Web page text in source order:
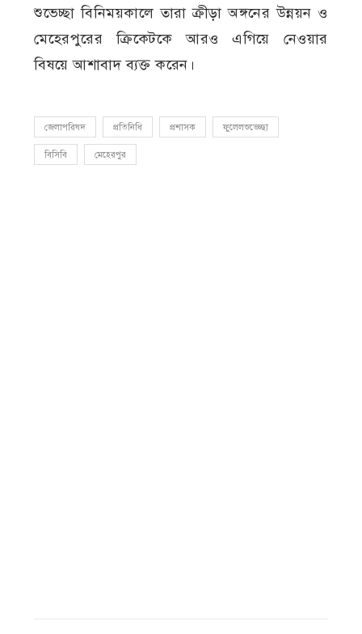
শুভেচ্ছা বিনিময়কালে তারা ক্রীড়া অঙ্গনের উন্নয়ন ও
মেহেরপুরের ক্রিকেটকে আরও এগিয়ে নেওয়ার
বিষয়ে আশাবাদ ব্যক্ত করেন।
জেলাপরিষদ প্রতিনিধি প্রশাসক ফুলেলশুভেচ্ছা
বিসিবি মেহেরপুর